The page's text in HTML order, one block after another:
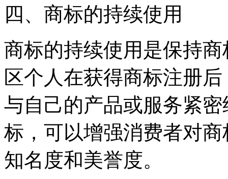
四、商标的持续使用
商标的持续使用是保持
区个人在获得商标注册
与自己的产品或服务紧
标，可以增强消费者对
知名度和美誉度。